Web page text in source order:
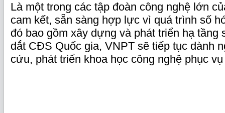
Là một trong các tập đoàn công nghệ lớn
cam kết, sẵn sàng hợp lực vì quá trình số
đó bao gồm xây dựng và phát triển hạ tầng
dắt CĐS Quốc gia, VNPT sẽ tiếp tục dành
cứu, phát triển khoa học công nghệ phục